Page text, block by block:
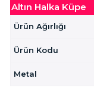
Altın Halka Küpe
Ürün Ağırlığı
Ürün Kodu
Metal